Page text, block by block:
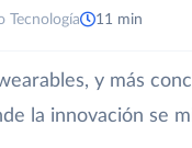
Tecnología 11 min
y más
la innovación se